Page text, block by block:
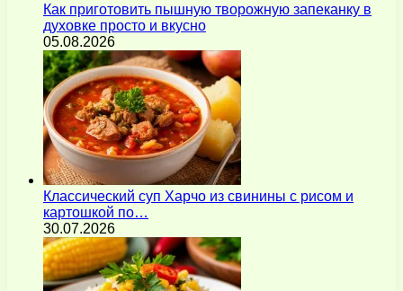
Как приготовить пышную творожную запеканку в
духовке просто и вкусно
05.08.2026
Классический суп Харчо из свинины с рисом и
картошкой по…
30.07.2026